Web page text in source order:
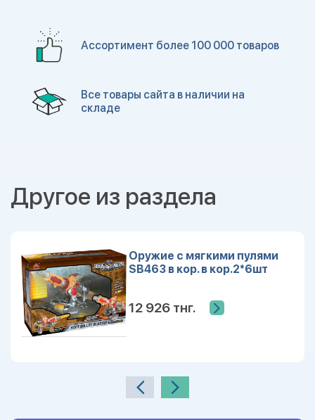
Ассортимент более 100 000 товаров
Все товары сайта в наличии на
складе
Другое из раздела
Оружие с мягкими пулями
SB463 в кор. в кор.2*6шт
12 926 тнг.